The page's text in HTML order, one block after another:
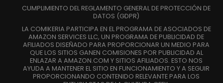
CUMPLIMIENTO DEL REGLAMENTO GENERAL DE PROTECCIÓN DE
DATOS (GDPR)
LA COMIKERIA PARTICIPA EN EL PROGRAMA DE ASOCIADOS DE
AMAZON SERVICES LLC, UN PROGRAMA DE PUBLICIDAD DE
AFILIADOS DISEÑADO PARA PROPORCIONAR UN MEDIO PARA
QUE LOS SITIOS GANEN COMISIONES POR PUBLICIDAD AL
ENLAZAR A AMAZON.COM Y SITIOS AFILIADOS. ESTO NOS
AYUDA A MANTENER EL SITIO EN FUNCIONAMIENTO Y A SEGUIR
PROPORCIONANDO CONTENIDO RELEVANTE PARA LOS